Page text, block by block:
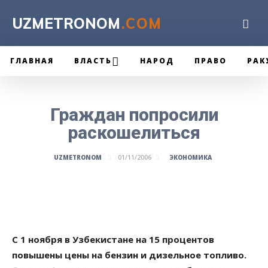
UZMETRONOM.COM
ГЛАВНАЯ ВЛАСТЬ НАРОД ПРАВО
Граждан попросили
раскошелиться
UZMETRONOM 01/11/2006 ЭКОНОМИКА
С 1 ноября в Узбекистане на 15 процентов
повышены цены на бензин и дизельное топливо.